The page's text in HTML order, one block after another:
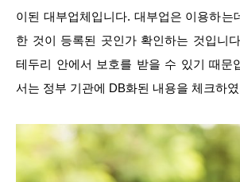
이된 대부업체입니다. 대부업은 이용하는
한 것이 등록된 곳인가 확인하는 것입니
테두리 안에서 보호를 받을 수 있기 때문
서는 정부 기관에 DB화된 내용을 체크하